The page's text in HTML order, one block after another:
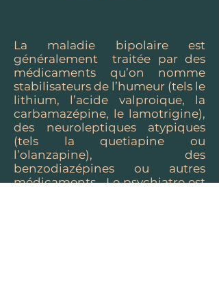
La maladie bipolaire est
généralement traitée par des
médicaments qu’on nomme
stabilisateurs de l’humeur (tels le
lithium, l’acide valproique, la
carbamazépine, le lamotrigine),
des neuroleptiques atypiques
(tels la quetiapine ou
l’olanzapine), des
benzodiazépines ou autres
médicaments. Le psychiatre est